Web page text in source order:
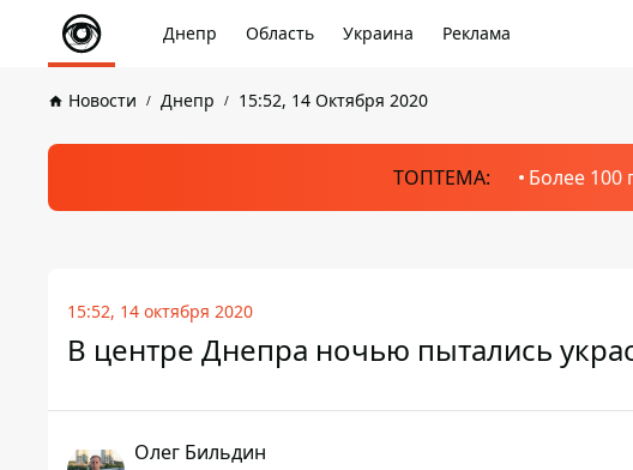
Днепр Область Украина Реклама
Новости Днепр 15:52, 14 Октября 2020
ТОПТЕМА: Более 100
15:52, 14 октября 2020
В центре Днепра ночью пытались
Олег Бильдин